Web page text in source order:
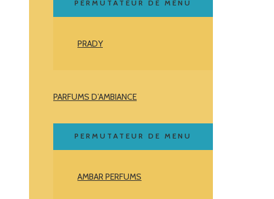
PERMUTATEUR DE MENU
PRADY
PARFUMS D’AMBIANCE
PERMUTATEUR DE MENU
AMBAR PERFUMS